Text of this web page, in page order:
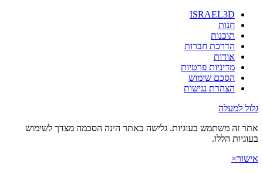
ISRAEL3D
חנות
תוכנות
הדרכת חברות
אודות
מדיניות פרטיות
הסכם שימוש
הצהרת נגישות
למעלה
זה משתמש בעוגיות. גלישה באתר הינה הסכמה מצדך לשימוש
הללו.
×